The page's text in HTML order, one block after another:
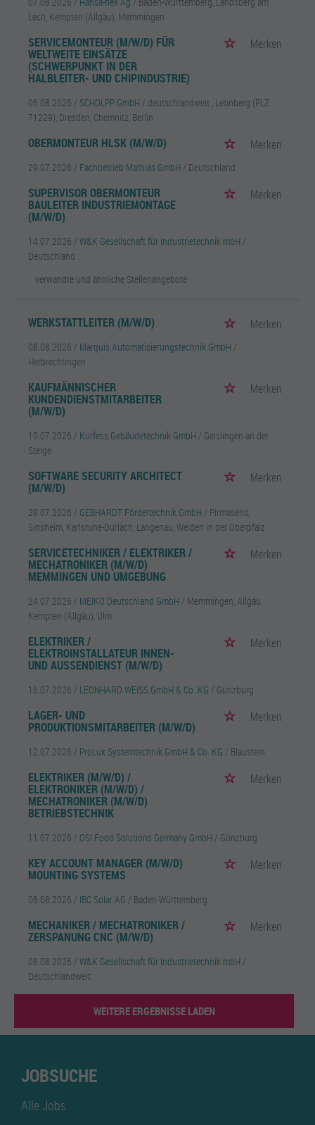
Lech, Kempten (Allgäu), Memmingen
SERVICEMONTEUR (M/W/D) FÜR
WELTWEITE EINSÄTZE
(SCHWERPUNKT IN DER
HALBLEITER- UND CHIPINDUSTRIE)
Merken
06.08.2026 / SCHOLPP GmbH / deutschlandweit , Leonberg (PLZ
71229), Dresden, Chemnitz, Berlin
OBERMONTEUR HLSK (M/W/D) Merken
29.07.2026 / Fachbetrieb Mathias GmbH / Deutschland
SUPERVISOR OBERMONTEUR
BAULEITER INDUSTRIEMONTAGE
(M/W/D)
Merken
14.07.2026 / W&K Gesellschaft für Industrietechnik mbH /
Deutschland
verwandte und ähnliche Stellenangebote
WERKSTATTLEITER (M/W/D) Merken
08.08.2026 / Marquis Automatisierungstechnik GmbH /
Herbrechtingen
KAUFMÄNNISCHER
KUNDENDIENSTMITARBEITER
(M/W/D)
Merken
10.07.2026 / Kurfess Gebäudetechnik GmbH / Geislingen an der
Steige
SOFTWARE SECURITY ARCHITECT
(M/W/D)
Merken
29.07.2026 / GEBHARDT Fördertechnik GmbH / Pirmasens,
Sinsheim, Karlsruhe-Durlach, Langenau, Weiden in der Oberpfalz
SERVICETECHNIKER / ELEKTRIKER /
MECHATRONIKER (M/W/D)
MEMMINGEN UND UMGEBUNG
Merken
24.07.2026 / MEIKO Deutschland GmbH / Memmingen, Allgäu,
Kempten (Allgäu), Ulm
ELEKTRIKER /
ELEKTROINSTALLATEUR INNEN-
UND AUSSENDIENST (M/W/D)
Merken
16.07.2026 / LEONHARD WEISS GmbH & Co. KG / Günzburg
LAGER- UND
PRODUKTIONSMITARBEITER (M/W/D)
Merken
12.07.2026 / ProLux Systemtechnik GmbH & Co. KG / Blaustein
ELEKTRIKER (M/W/D) /
ELEKTRONIKER (M/W/D) /
MECHATRONIKER (M/W/D)
BETRIEBSTECHNIK
Merken
11.07.2026 / OSI Food Solutions Germany GmbH / Günzburg
KEY ACCOUNT MANAGER (M/W/D)
MOUNTING SYSTEMS
Merken
06.08.2026 / IBC Solar AG / Baden-Württemberg
MECHANIKER / MECHATRONIKER /
ZERSPANUNG CNC (M/W/D)
Merken
08.08.2026 / W&K Gesellschaft für Industrietechnik mbH /
Deutschlandweit
WEITERE ERGEBNISSE LADEN
JOBSUCHE
Alle Jobs